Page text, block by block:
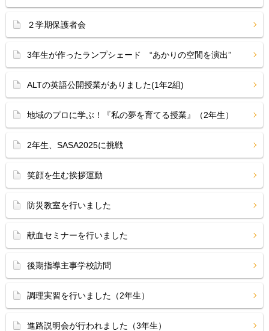
２学期保護者会
3年生が作ったランプシェード “あかりの空間を演出”
ALTの英語公開授業がありました(1年2組)
地域のプロに学ぶ！『私の夢を育てる授業』（2年生）
2年生、SASA2025に挑戦
笑顔を生む挨拶運動
防災教室を行いました
献血セミナーを行いました
後期指導主事学校訪問
調理実習を行いました（2年生）
進路説明会が行われました（3年生）